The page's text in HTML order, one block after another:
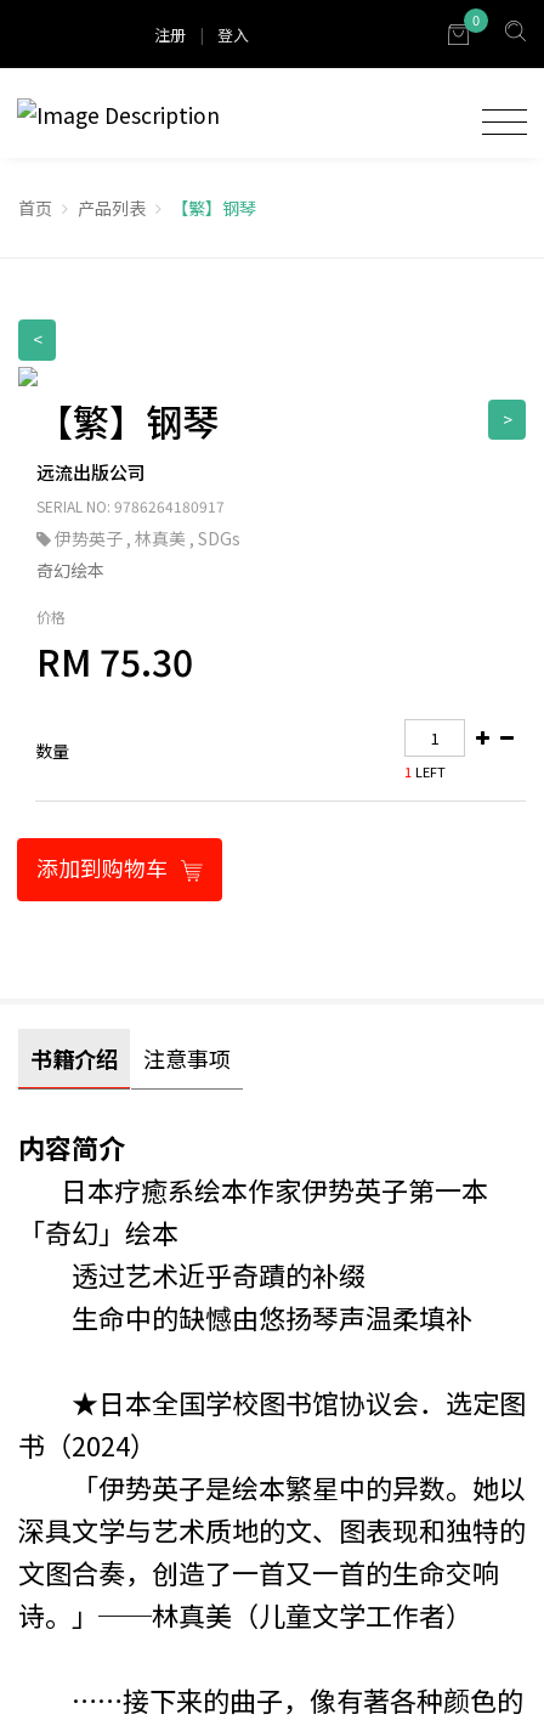
注册 | 登入
0
首页 产品列表 【繁】钢琴
<
>
【繁】钢琴
远流出版公司
SERIAL NO: 9786264180917
伊势英子 , 林真美 , SDGs
奇幻绘本
价格
RM 75.30
数量
1LEFT
添加到购物车
书籍介绍 注意事项
内容简介
日本疗癒系绘本作家伊势英子第一本
「奇幻」绘本
透过艺术近乎奇蹟的补缀
生命中的缺憾由悠扬琴声温柔填补
★日本全国学校图书馆协议会．选定图
书（2024）
「伊势英子是绘本繁星中的异数。她以
深具文学与艺术质地的文、图表现和独特的
文图合奏，创造了一首又一首的生命交响
诗。」──林真美（儿童文学工作者）
……接下来的曲子，像有著各种颜色的